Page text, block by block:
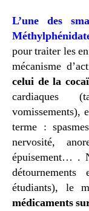
L’une des
pour traiter les
mécanisme
celui de la
cardiaques
vomissements),
terme :
nervosité,
épuisement… .
étudiants), le
médicaments